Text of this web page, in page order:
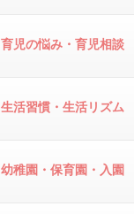
育児の悩み・育児相談
生活習慣・生活リズム
幼稚園・保育園・入園